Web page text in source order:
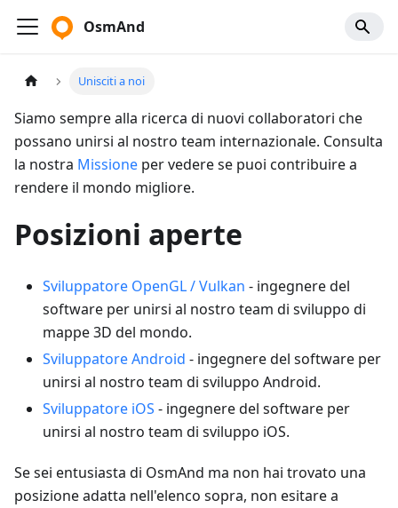
OsmAnd
Unisciti a noi
Siamo sempre alla ricerca di nuovi collaboratori che
possano unirsi al nostro team internazionale. Consulta
la nostra Missione per vedere se puoi contribuire a
rendere il mondo migliore.
Posizioni aperte
Sviluppatore OpenGL / Vulkan - ingegnere del
software per unirsi al nostro team di sviluppo di
mappe 3D del mondo.
Sviluppatore Android - ingegnere del software per
unirsi al nostro team di sviluppo Android.
Sviluppatore iOS - ingegnere del software per
unirsi al nostro team di sviluppo iOS.
Se sei entusiasta di OsmAnd ma non hai trovato una
posizione adatta nell'elenco sopra, non esitare a